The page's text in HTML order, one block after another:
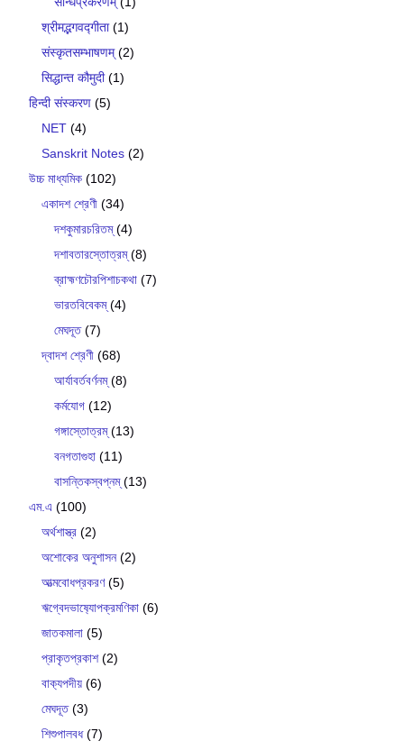
श्रीमद्भगवद्गीता(1)
संस्कृतसम्भाषणम्(2)
सिद्धान्त कौमुदी(1)
हिन्दी संस्करण (5)
NET (4)
Sanskrit Notes (2)
উচ্চ মাধ্যমিক (102)
একাদশ শ্রেণী (34)
দশকুমারচরিতম্(4)
দশাবতারস্তোত্রম্(8)
ব্রাহ্মণচৌরপিশাচকথা (7)
ভারতবিবেকম্(4)
মেঘদূত(7)
দ্বাদশ শ্রেণী (68)
আর্যাবর্তবর্ণনম্(8)
কর্মযোগ (12)
গঙ্গাস্তোত্রম্(13)
বনগতাগুহা (11)
বাসন্তিকস্বপ্নম্(13)
এম.এ (100)
অর্থশাস্ত্র (2)
অশোকের অনুশাসন(2)
আত্মবোধপ্রকরণ(5)
ঋগ্বেদভাষ‍্যোপক্রমণিকা (6)
জাতকমালা (5)
প্রাকৃতপ্রকাশ(2)
বাক‍্যপদীয় (6)
মেঘদূত(3)
শিশুপালবধ(7)